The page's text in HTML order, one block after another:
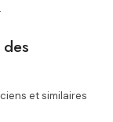
et similaires